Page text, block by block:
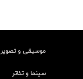
موسیقی و تصویر
سینما و تئاتر